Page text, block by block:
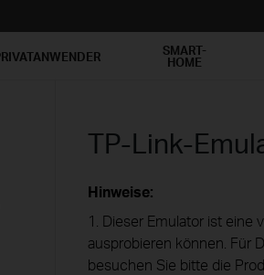
SMART-
HOME
TP-Link-
Hinweise:
1. Dieser Emulator ist eine
ausprobieren können. Für
besuchen Sie bitte die